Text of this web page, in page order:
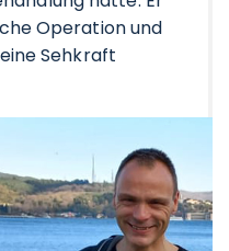
Operation und
Sehkraft